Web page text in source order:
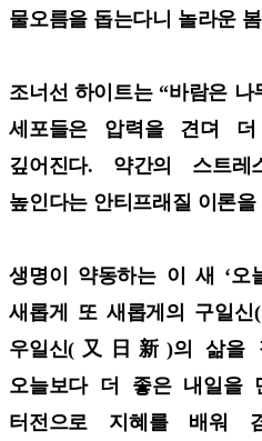
물오름을 돕는다니 놀라운
조너선 하이트는 “바람은 나
세포들은 압력을 견뎌
깊어진다. 약간의 스트레
높인다는 안티프래질 이론을
생명이 약동하는 이 새 ‘오
새롭게 또 새롭게의 구일
우일신(又日新)의 삶을
오늘보다 더 좋은 내일을
터전으로 지혜를 배워